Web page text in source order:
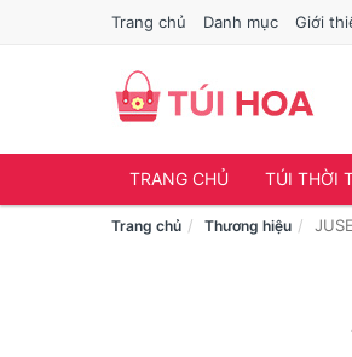
Trang chủ Danh mục Giới
TRANG CHỦ TÚI THỜI
Trang chủ Thương hiệu